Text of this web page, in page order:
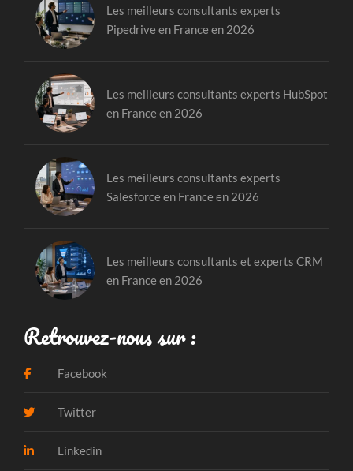
Les meilleurs consultants experts
Pipedrive en France en 2026
Les meilleurs consultants experts HubSpot
en France en 2026
Les meilleurs consultants experts
Salesforce en France en 2026
Les meilleurs consultants et experts CRM
en France en 2026
Retrouvez-nous sur :
Facebook
Twitter
Linkedin